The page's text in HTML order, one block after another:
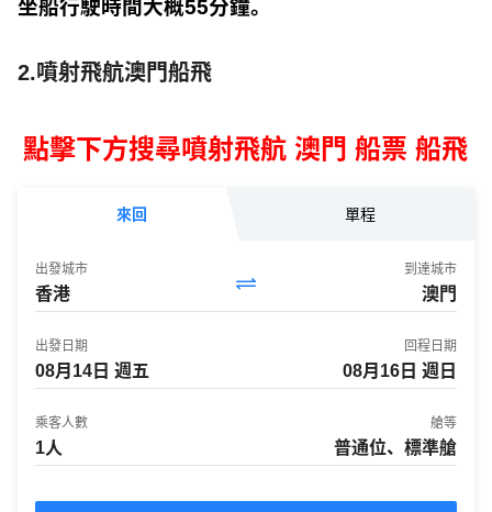
坐船行駛時間大概55分鐘。
2.噴射飛航澳門船飛
點擊下方搜尋噴射飛航 澳門 船票 船飛
來回 單程
出發城市
香港
到達城市
澳門
出發日期 回程日期
乘客人數
1人
艙等
普通位、標準艙